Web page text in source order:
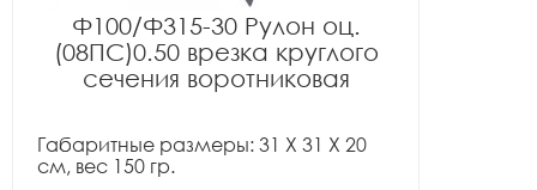
Ф100/Ф315-30 Рулон оц.
(08ПС)0.50 врезка круглого
сечения воротниковая
Габаритные размеры: 31 X 31 X 20
см, вес 150 гр.